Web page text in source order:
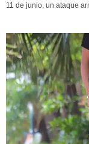
11 de junio, un ataque